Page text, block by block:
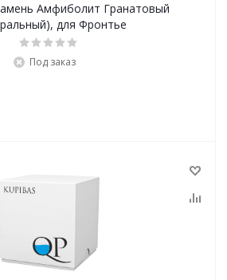
Амфиболит Гранатовый
для Фронтье
Под заказ